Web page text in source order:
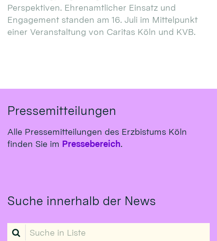
Perspektiven. Ehrenamtlicher Einsatz und
Engagement standen am 16. Juli im Mittelpunkt
einer Veranstaltung von Caritas Köln und KVB.
Pressemitteilungen
Alle Pressemitteilungen des Erzbistums Köln
finden Sie im Pressebereich.
Suche innerhalb der News
Suche in Liste